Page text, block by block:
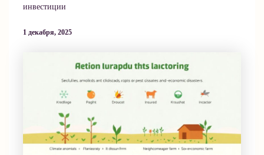
инвестиции
1 декабря, 2025